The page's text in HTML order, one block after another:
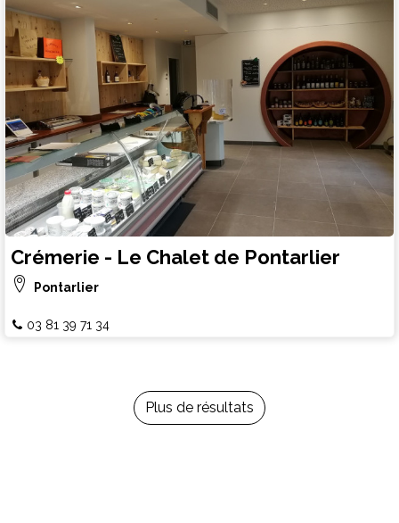
Crémerie - Le Chalet de Pontarlier
Pontarlier
03 81 39 71 34
Plus de résultats